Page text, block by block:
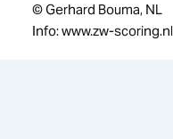
© Gerhard Bouma, NL
Info: www.zw-scoring.nl